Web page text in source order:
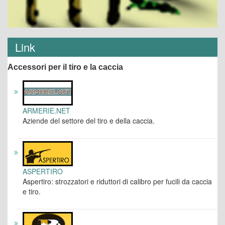
Link
Accessori per il tiro e la caccia
ARMERIE.NET
Aziende del settore del tiro e della caccia.
ASPERTIRO
Aspertiro: strozzatori e riduttori di calibro per fucili da caccia
e tiro.